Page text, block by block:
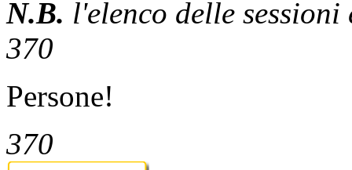
N.B. l'elenco delle
370
Persone!
370